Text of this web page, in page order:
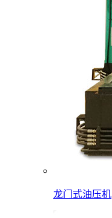
龙门式油压机